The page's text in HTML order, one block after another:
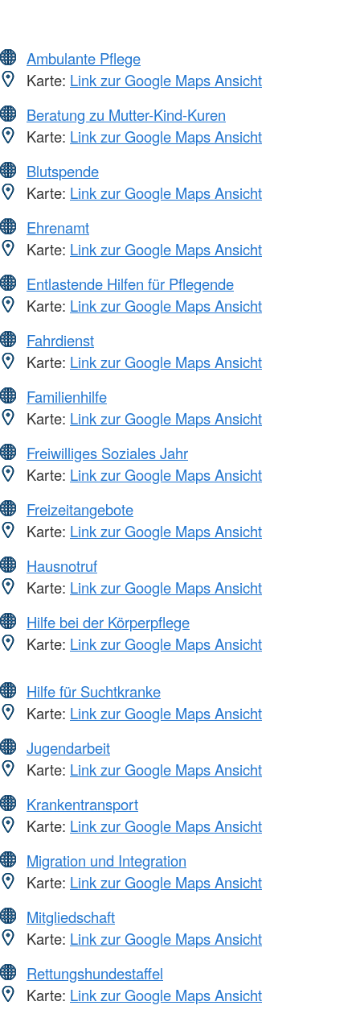
Ambulante Pflege
Karte: Link zur Google Maps Ansicht
Beratung zu Mutter-Kind-Kuren
Karte: Link zur Google Maps Ansicht
Blutspende
Karte: Link zur Google Maps Ansicht
Ehrenamt
Karte: Link zur Google Maps Ansicht
Entlastende Hilfen für Pflegende
Karte: Link zur Google Maps Ansicht
Fahrdienst
Karte: Link zur Google Maps Ansicht
Familienhilfe
Karte: Link zur Google Maps Ansicht
Freiwilliges Soziales Jahr
Karte: Link zur Google Maps Ansicht
Freizeitangebote
Karte: Link zur Google Maps Ansicht
Hausnotruf
Karte: Link zur Google Maps Ansicht
Hilfe bei der Körperpflege
Karte: Link zur Google Maps Ansicht
Hilfe für Suchtkranke
Karte: Link zur Google Maps Ansicht
Jugendarbeit
Karte: Link zur Google Maps Ansicht
Krankentransport
Karte: Link zur Google Maps Ansicht
Migration und Integration
Karte: Link zur Google Maps Ansicht
Mitgliedschaft
Karte: Link zur Google Maps Ansicht
Rettungshundestaffel
Karte: Link zur Google Maps Ansicht